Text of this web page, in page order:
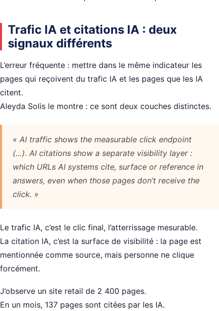
Trafic IA et citations IA : deux
signaux différents
L’erreur fréquente : mettre dans le même indicateur les
pages qui reçoivent du trafic IA et les pages que les IA
citent.
Aleyda Solis le montre : ce sont deux couches distinctes.
« AI traffic shows the measurable click endpoint
(…). AI citations show a separate visibility layer :
which URLs AI systems cite, surface or reference in
answers, even when those pages don’t receive the
click. »
Le trafic IA, c’est le clic final, l’atterrissage mesurable.
La citation IA, c’est la surface de visibilité : la page est
mentionnée comme source, mais personne ne clique
forcément.
J’observe un site retail de 2 400 pages.
En un mois, 137 pages sont citées par les IA.